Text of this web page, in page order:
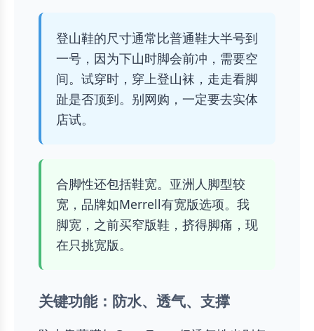
登山鞋的尺寸通常比普通鞋大半号到
一号，因为下山时脚会前冲，需要空
间。试穿时，穿上登山袜，走走看脚
趾是否顶到。别网购，一定要去实体
店试。
合脚性还包括鞋宽。亚洲人脚型较
宽，品牌如Merrell有宽版选项。我
脚宽，之前买窄版鞋，挤得脚痛，现
在只挑宽版。
关键功能：防水、透气、支撑